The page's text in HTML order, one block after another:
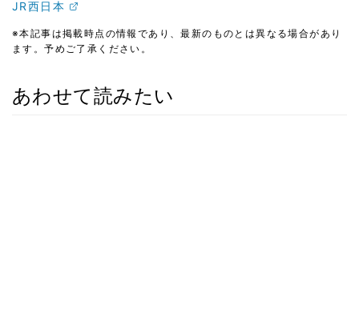
JR西日本
※本記事は掲載時点の情報であり、最新のものとは異なる場合があり
ます。予めご了承ください。
あわせて読みたい